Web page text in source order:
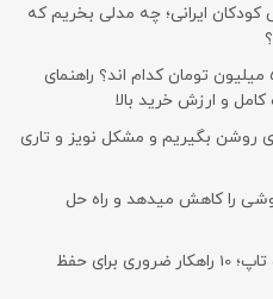
ایرانی؛ چه مدلی بخریم که
بهترین ساعت های هوشمند زیر ۵ میلیون تومان کدام اند؟ راهنمای
و ارزش خرید بالا
بگیریم و مشکل نویز و تاری
را کاهش میدهد و راه حل
آموزش جلوگیری از هک شدن لپ تاپ؛ 10 راهکار ضروری برای حفظ